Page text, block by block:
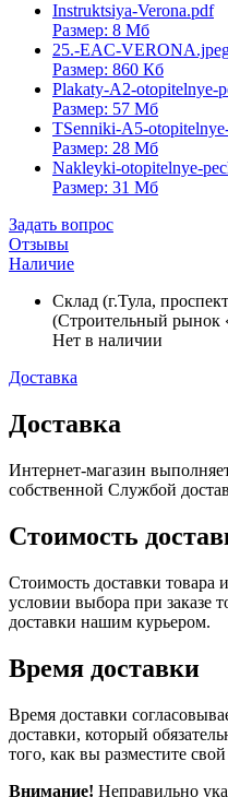
Instruktsiya-Verona.pdf
Размер: 8 Мб
25.-EAC-
Размер: 860 Кб
Plakaty-A2-otopitelnye-
Размер: 57 Мб
TSenniki-A5-
Размер: 28 Мб
Nakleyki-otopitelnye-
Размер: 31 Мб
Задать вопрос
Отзывы
Наличие
Склад (г.Тула,
(Строительный рынок
Нет в наличии
Доставка
Доставка
Интернет-магазин
собственной Службой
Стоимость
Стоимость доставки товара
условии выбора при заказе
доставки нашим курьером.
Время доставки
Время доставки
доставки, который
того, как вы разместите свой
Внимание! Неправильно